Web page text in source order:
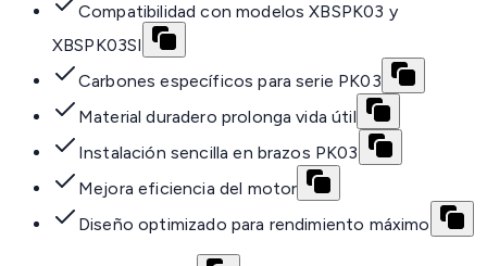
Compatibilidad con modelos XBSPK03 y
XBSPK03SI
Carbones específicos para serie PK03
Material duradero prolonga vida útil
Instalación sencilla en brazos PK03
Mejora eficiencia del motor
Diseño optimizado para rendimiento máximo